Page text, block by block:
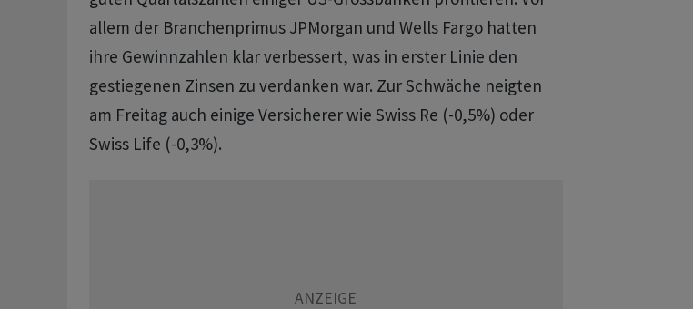
allem der Branchenprimus JPMorgan und Wells Fargo hatten
ihre Gewinnzahlen klar verbessert, was in erster Linie den
gestiegenen Zinsen zu verdanken war. Zur Schwäche neigten
am Freitag auch einige Versicherer wie Swiss Re (-0,5%) oder
Swiss Life (-0,3%).